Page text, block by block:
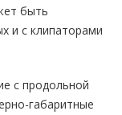
быть
и с клипаторами
с продольной
габаритные